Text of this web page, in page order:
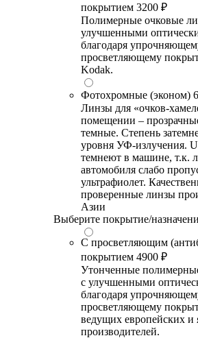
покрытием 3200 ₽
Полимерные очковые
улучшенными
благодаря
просветляющему
Kodak.
Фотохромные (эконом)
Линзы для «очков-
помещении –
темные. Степень
уровня УФ-излучения.
темнеют в машине, т.к.
автомобиля слабо
ультрафиолет.
проверенные линзы
Азии
Выберите покрытие/
С просветляющим
покрытием 4900 ₽
Утонченные
с улучшенными
благодаря
просветляющему
ведущих европейских и
производителей.